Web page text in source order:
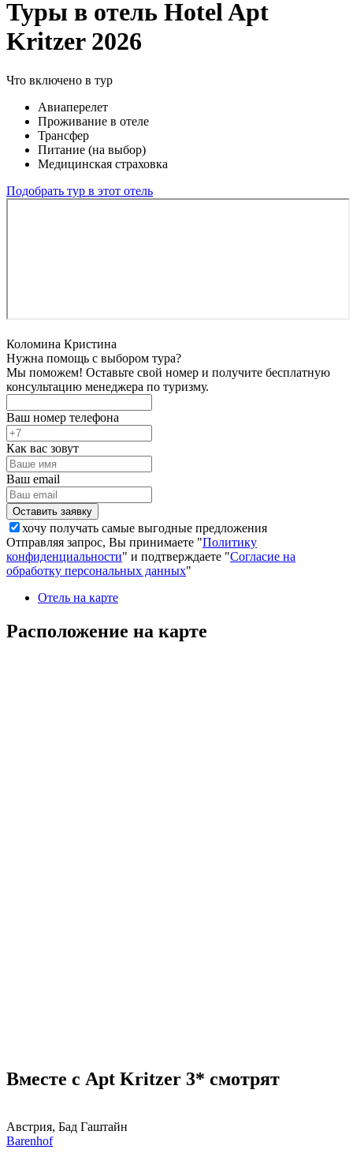
Туры в отель Hotel Apt
Kritzer 2026
Что включено в тур
Авиаперелет
Проживание в отеле
Трансфер
Питание (на выбор)
Медицинская страховка
Подобрать тур в этот отель
Коломина Кристина
Нужна помощь с выбором тура?
Мы поможем! Оставьте свой номер и получите бесплатную
консультацию менеджера по туризму.
Ваш номер телефона
Как вас зовут
Ваш email
хочу получать самые выгодные предложения
Отправляя запрос, Вы принимаете "Политику
конфиденциальности" и подтверждаете "Согласие на
обработку персональных данных"
Отель на карте
Расположение на карте
Вместе с Apt Kritzer 3* смотрят
Австрия, Бад Гаштайн
Barenhof